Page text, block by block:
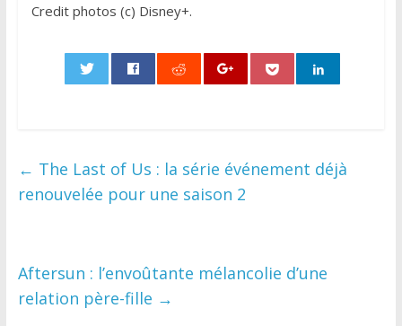
Credit photos (c) Disney+.
← The Last of Us : la série événement déjà
renouvelée pour une saison 2
Aftersun : l’envoûtante mélancolie d’une
relation père-fille →